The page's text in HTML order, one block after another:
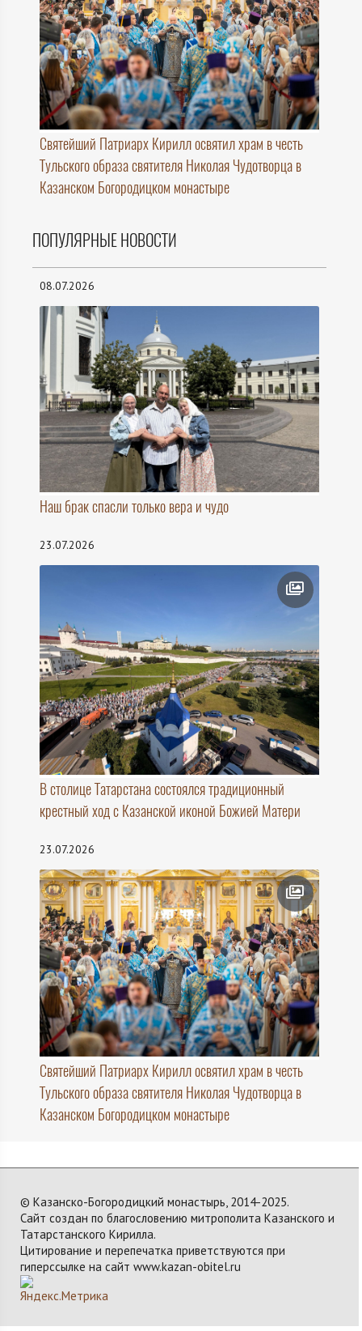
Святейший Патриарх Кирилл освятил храм в честь
Тульского образа святителя Николая Чудотворца в
Казанском Богородицком монастыре
ПОПУЛЯРНЫЕ НОВОСТИ
08.07.2026
Наш брак спасли только вера и чудо
23.07.2026
В столице Татарстана состоялся традиционный
крестный ход с Казанской иконой Божией Матери
23.07.2026
Святейший Патриарх Кирилл освятил храм в честь
Тульского образа святителя Николая Чудотворца в
Казанском Богородицком монастыре
© Казанско-Богородицкий монастырь, 2014-2025.
Сайт создан по благословению митрополита Казанского и
Татарстанского Кирилла.
Цитирование и перепечатка приветствуются при
гиперссылке на сайт www.kazan-obitel.ru